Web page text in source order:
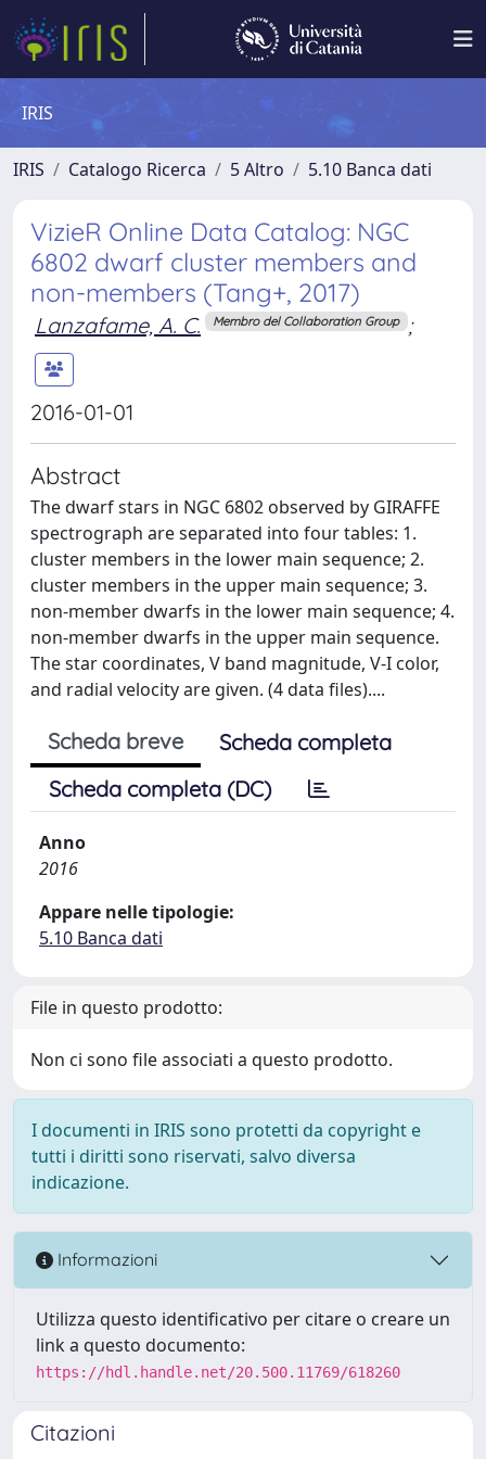
IRIS
IRIS Catalogo Ricerca 5 Altro 5.10 Banca dati
VizieR Online Data Catalog: NGC
6802 dwarf cluster members and
non-members (Tang+, 2017)
Lanzafame, A. C. Membro del Collaboration Group ;
2016-01-01
Abstract
The dwarf stars in NGC 6802 observed by GIRAFFE
spectrograph are separated into four tables: 1.
cluster members in the lower main sequence; 2.
cluster members in the upper main sequence; 3.
non-member dwarfs in the lower main sequence; 4.
non-member dwarfs in the upper main sequence.
The star coordinates, V band magnitude, V-I color,
and radial velocity are given. (4 data files)....
Scheda breve
Scheda completa
Scheda completa (DC)
Anno
2016
Appare nelle tipologie:
5.10 Banca dati
File in questo prodotto:
Non ci sono file associati a questo prodotto.
I documenti in IRIS sono protetti da copyright e
tutti i diritti sono riservati, salvo diversa
indicazione.
Informazioni
Utilizza questo identificativo per citare o creare un
link a questo documento:
https://hdl.handle.net/20.500.11769/618260
Citazioni